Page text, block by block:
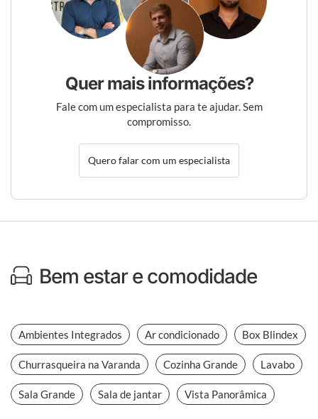
Quer mais informações?
Fale com um especialista para te ajudar. Sem
compromisso.
Quero falar com um especialista
Bem estar e comodidade
Ambientes Integrados Ar condicionado Box Blindex
Churrasqueira na Varanda Cozinha Grande Lavabo
Sala Grande Sala de jantar Vista Panorâmica